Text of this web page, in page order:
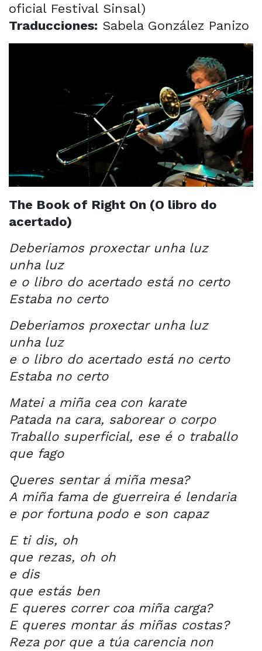
oficial Festival Sinsal)
Traducciones: Sabela González Panizo
The Book of Right On (O libro do
acertado)
Deberiamos proxectar unha luz
unha luz
e o libro do acertado está no certo
Estaba no certo
Deberiamos proxectar unha luz
unha luz
e o libro do acertado está no certo
Estaba no certo
Matei a miña cea con karate
Patada na cara, saborear o corpo
Traballo superficial, ese é o traballo
que fago
Queres sentar á miña mesa?
A miña fama de guerreira é lendaria
e por fortuna podo e son capaz
E ti dis, oh
que rezas, oh oh
e dis
que estás ben
E queres correr coa miña carga?
E queres montar ás miñas costas?
Reza por que a túa carencia non